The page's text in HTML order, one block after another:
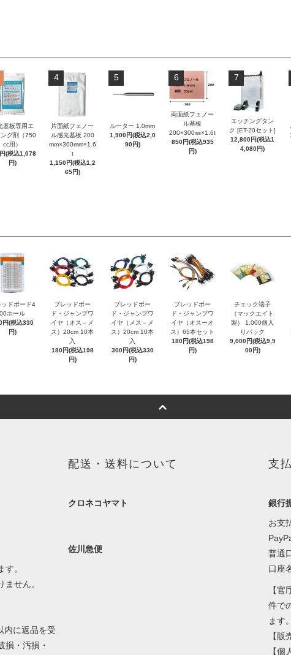
基板専用エ
ング剤（750
cc用）
(税込1,078
円)
4
片面紙フェノー
ル感光基板 200
mm×300mm×1.6
t
1,150円(税込1,2
65円)
5
ルーター 1.0mm
1,900円(税込2,0
90円)
6
両面紙フェノー
ル基板
200×300㎜×1.6t
850円(税込935
円)
7
エッチングタン
ク [ET-20セット]
12,800円(税込1
4,080円)
ッドボード4
00ホール
円(税込330
円)
ブレッドボー
ド・ジャンプワ
イヤ（オス－メ
ス）20cm 10本
入
180円(税込198
円)
ブレッドボー
ド・ジャンプワ
イヤ（メス－メ
ス）20cm 10本
入
300円(税込330
円)
ブレッドボー
ド・ジャンプワ
イヤ（オスーオ
ス）65本セット
180円(税込198
円)
チェック端子
（マックエイト
製） 1,000個入
りパック
9,000円(税込9,9
00円)
。
ません。
内に返品を受
損・汚損・
配送・送料について
クロネコヤマト
佐川急便
支
銀行
お支
普通
口座
【
件で
ます
【
【